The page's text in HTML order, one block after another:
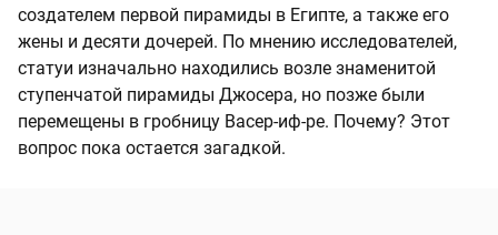
создателем первой пирамиды в Египте, а также его
жены и десяти дочерей. По мнению исследователей,
статуи изначально находились возле знаменитой
ступенчатой пирамиды Джосера, но позже были
перемещены в гробницу Васер-иф-ре. Почему? Этот
вопрос пока остается загадкой.